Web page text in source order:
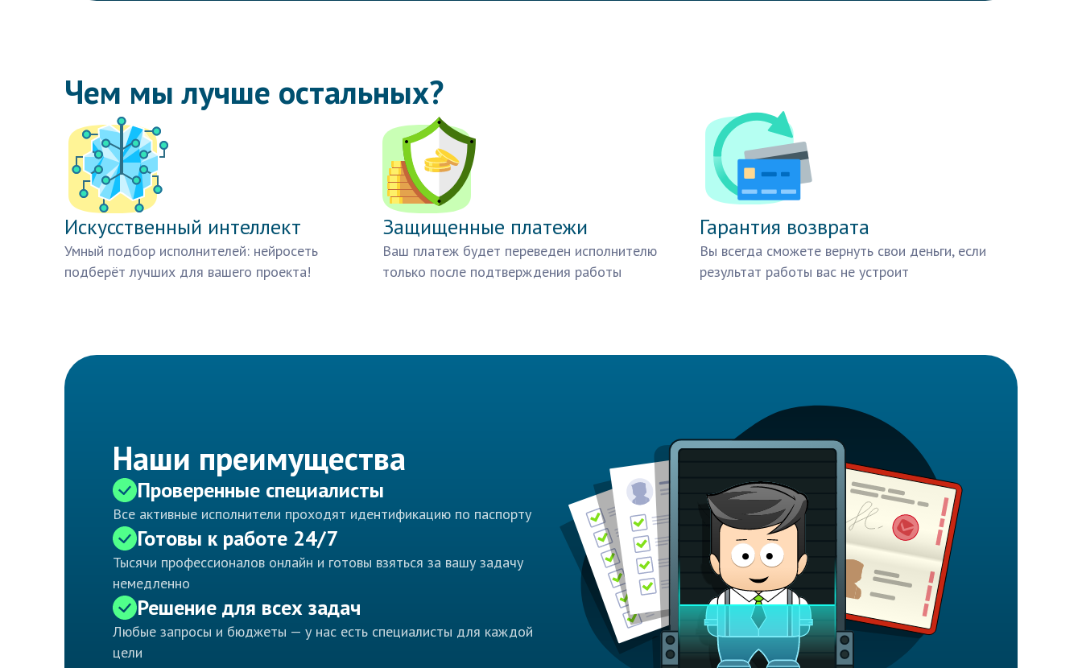
Чем мы лучше остальных?
Искусственный интеллект
Умный подбор исполнителей: нейросеть
подберёт лучших для вашего проекта!
Защищенные платежи
Ваш платеж будет переведен исполнителю
только после подтверждения работы
Гарантия возврата
Вы всегда сможете вернуть свои деньги, если
результат работы вас не устроит
Наши преимущества
Проверенные специалисты
Все активные исполнители проходят идентификацию по паспорту
Готовы к работе 24/7
Тысячи профессионалов онлайн и готовы взяться за вашу задачу
немедленно
Решение для всех задач
Любые запросы и бюджеты — у нас есть специалисты для каждой
цели